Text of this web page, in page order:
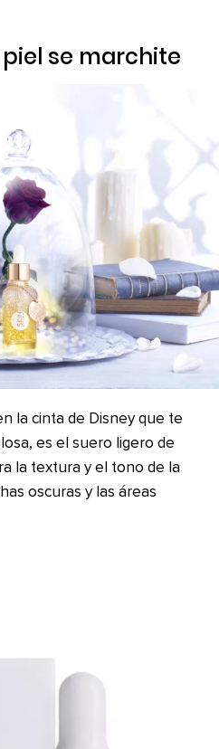
se marchite
la cinta de Disney que te
es el suero ligero de
la textura y el tono de la
oscuras y las áreas